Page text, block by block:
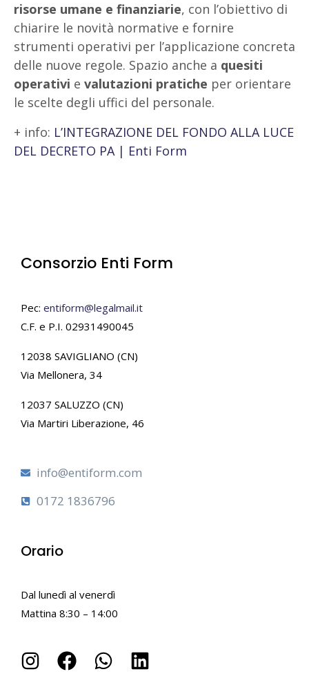
risorse umane e finanziarie, con l’obiettivo di
chiarire le novità normative e fornire
strumenti operativi per l’applicazione concreta
delle nuove regole. Spazio anche a quesiti
operativi e valutazioni pratiche per orientare
le scelte degli uffici del personale.
+ info: L’INTEGRAZIONE DEL FONDO ALLA LUCE
DEL DECRETO PA | Enti Form
Consorzio Enti Form
Pec: entiform@legalmail.it
C.F. e P.I. 02931490045
12038 SAVIGLIANO (CN)
Via Mellonera, 34
12037 SALUZZO (CN)
Via Martiri Liberazione, 46
info@entiform.com
0172 1836796
Orario
Dal lunedì al venerdì
Mattina 8:30 – 14:00